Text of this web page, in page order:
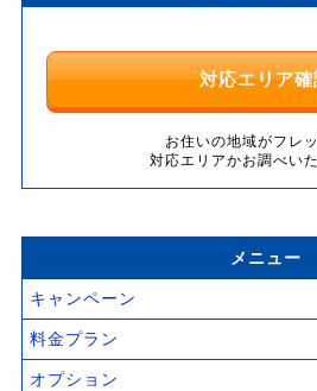
対応エリア確
お住いの地域がフレ
対応エリアかお調べい
メニュー
キャンペーン
料金プラン
オプション